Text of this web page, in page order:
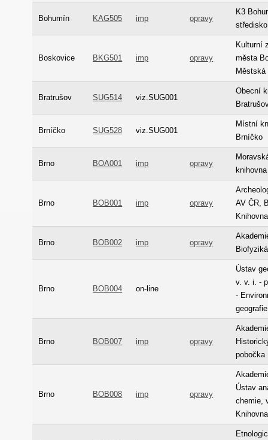
Bohumín KAG505 imp opravy
K3
Boskovice BKG501 imp opravy
Kulturní
města
Městská
Bratrušov SUG514 viz.SUG001
Obecní
Brníčko SUG528 viz.SUG001
Místní
Brníčko
Brno BOA001 imp opravy
Brno BOB001 imp opravy
AV ČR,
Knihovna
Brno BOB002 imp opravy
Brno BOB004 on-line
Ústav
v. v. i. -
-
Brno BOB007 imp opravy
pobočka
Brno BOB008 imp opravy
Ústav
chemie,
Knihovna